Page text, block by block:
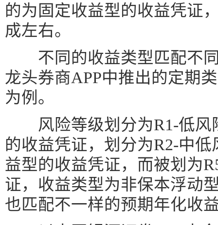
的为固定收益型的收益凭证
成左右。
不同的收益类型匹配不同
龙头券商APP中推出的定期
为例。
风险等级划分为R1-低风
的收益凭证，划分为R2-中
益型的收益凭证，而被划为
证，收益类型为非保本浮动
也匹配不一样的预期年化收